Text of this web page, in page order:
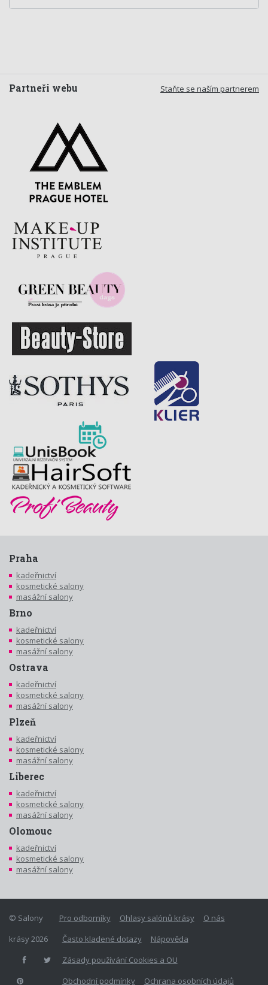
Staňte se naším partnerem
Partneři webu
Praha
kadeřnictví
kosmetické salony
masážní salony
Brno
kadeřnictví
kosmetické salony
masážní salony
Ostrava
kadeřnictví
kosmetické salony
masážní salony
Plzeň
kadeřnictví
kosmetické salony
masážní salony
Liberec
kadeřnictví
kosmetické salony
masážní salony
Olomouc
kadeřnictví
kosmetické salony
masážní salony
Pro odborníky Ohlasy salónů krásy
O nás
Často kladené dotazy
Nápověda
Zásady používání Cookies a OU
Obchodní podmínky
Ochrana osobních údajů
© Salony
krásy 2026